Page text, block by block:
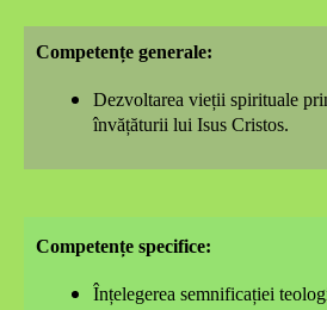
Competențe generale:
Dezvoltarea vieții spirituale
învățăturii lui Isus Cristos.
Competențe specifice:
Înțelegerea semnificației